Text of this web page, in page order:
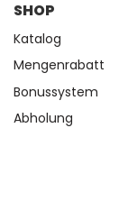
SHOP
Katalog
Mengenrabatt
Bonussystem
Abholung